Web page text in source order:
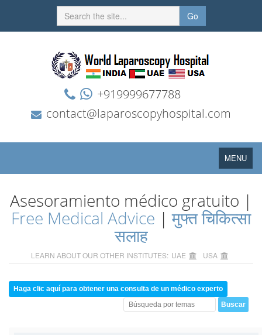
Go
+919999677788
contact@laparoscopyhospital.com
Toggle
navigation
MENU
Asesoramiento médico gratuito |
Free Medical Advice |मुफ्त चिकित्सा
सलाह
LEARN ABOUT OUR OTHER INSTITUTES: UAE USA
Haga clic aquí para obtener una consulta de un médico experto